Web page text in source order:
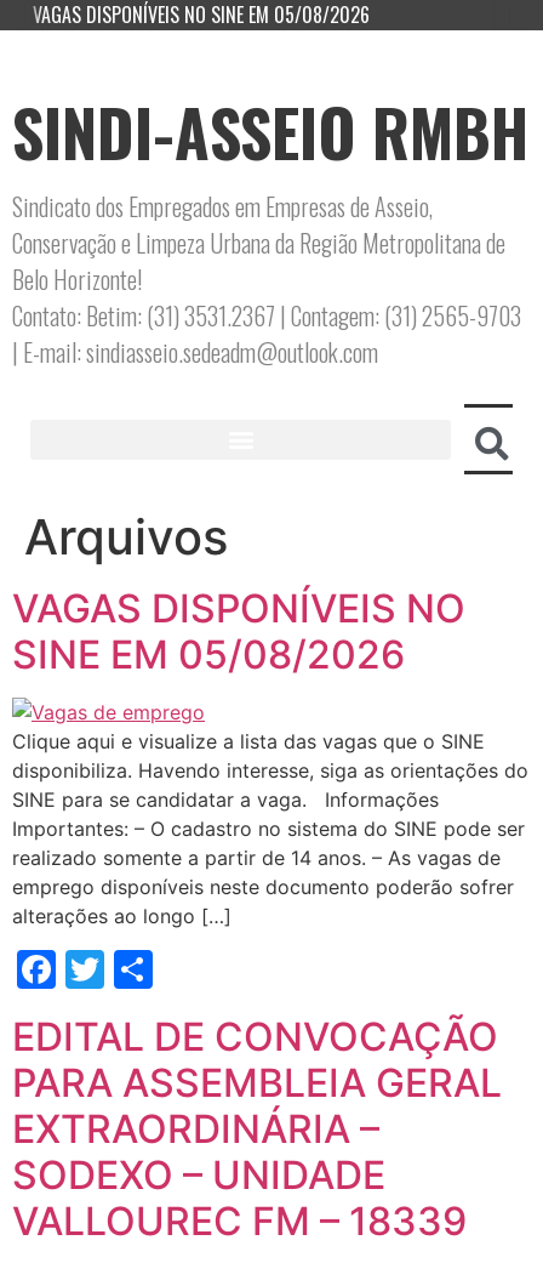
VAGAS DISPONÍVEIS NO SINE EM 05/08/2026
SINDI-ASSEIO RMBH
Sindicato dos Empregados em Empresas de Asseio,
Conservação e Limpeza Urbana da Região Metropolitana de
Belo Horizonte!
Contato: Betim: (31) 3531.2367 | Contagem: (31) 2565-9703
| E-mail: sindiasseio.sedeadm@outlook.com
Arquivos
VAGAS DISPONÍVEIS NO
SINE EM 05/08/2026
Clique aqui e visualize a lista das vagas que o SINE
disponibiliza. Havendo interesse, siga as orientações do
SINE para se candidatar a vaga. Informações
Importantes: – O cadastro no sistema do SINE pode ser
realizado somente a partir de 14 anos. – As vagas de
emprego disponíveis neste documento poderão sofrer
alterações ao longo […]
Facebook
Twitter
EDITAL DE CONVOCAÇÃO
PARA ASSEMBLEIA GERAL
EXTRAORDINÁRIA –
SODEXO – UNIDADE
VALLOUREC FM – 18339